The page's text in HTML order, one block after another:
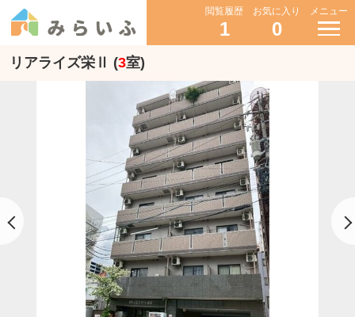
閲覧履歴
1
お気に入り
0
メニュー
リアライズ栄Ⅱ (3室)